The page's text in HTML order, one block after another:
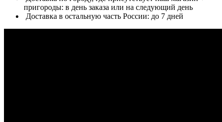
пригороды: в день заказа или на следующий день
Доставка в остальную часть России: до 7 дней